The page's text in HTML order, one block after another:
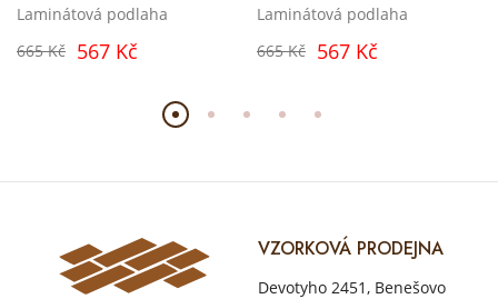
Laminátová podlaha
665 Kč 567 Kč
Laminátová podlaha
665 Kč 567 Kč
VZORKOVÁ PRODEJNA
Devotyho 2451, Benešovo